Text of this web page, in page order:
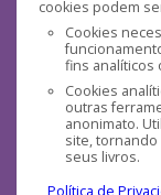
cookies podem
Cookies
fins analíticos
Cookies
outras
anonimato.
site, tornando
seus livros.
Política de